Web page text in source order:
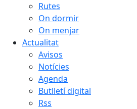
Rutes
On dormir
On menjar
Actualitat
Avisos
Notícies
Agenda
Butlletí digital
Rss